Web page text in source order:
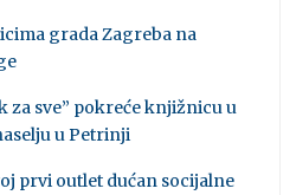
grada Zagreba na
za sve” pokreće knjižnicu u
u Petrinji
prvi outlet dućan socijalne